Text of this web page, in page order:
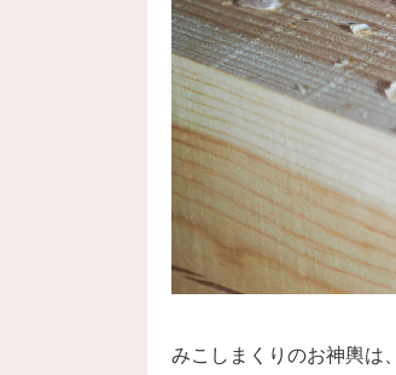
みこしまくりのお神輿は